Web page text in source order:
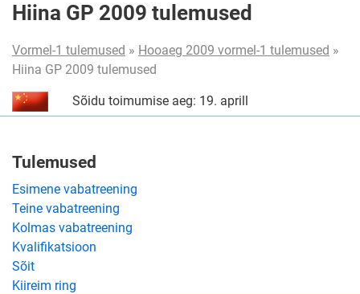
Hiina GP 2009 tulemused
Vormel-1 tulemused » Hooaeg 2009 vormel-1 tulemused »
Hiina GP 2009 tulemused
Sõidu toimumise aeg: 19. aprill
Tulemused
Esimene vabatreening
Teine vabatreening
Kolmas vabatreening
Kvalifikatsioon
Sõit
Kiireim ring